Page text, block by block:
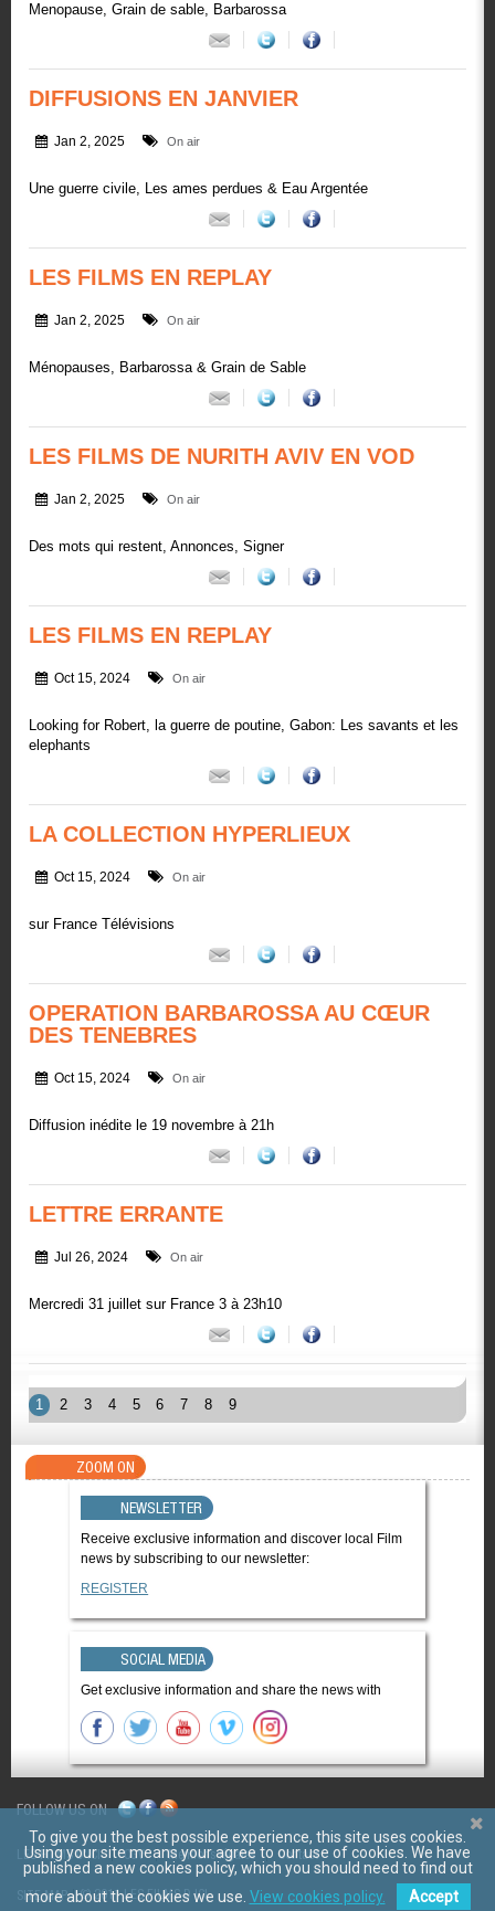
Menopause, Grain de sable, Barbarossa
DIFFUSIONS EN JANVIER
Jan 2, 2025 On air
Une guerre civile, Les ames perdues & Eau Argentée
LES FILMS EN REPLAY
Jan 2, 2025 On air
Ménopauses, Barbarossa & Grain de Sable
LES FILMS DE NURITH AVIV EN VOD
Jan 2, 2025 On air
Des mots qui restent, Annonces, Signer
LES FILMS EN REPLAY
Oct 15, 2024 On air
Looking for Robert, la guerre de poutine, Gabon: Les savants et les
elephants
LA COLLECTION HYPERLIEUX
Oct 15, 2024 On air
sur France Télévisions
OPERATION BARBAROSSA AU CŒUR
DES TENEBRES
Oct 15, 2024 On air
Diffusion inédite le 19 novembre à 21h
LETTRE ERRANTE
Jul 26, 2024 On air
Mercredi 31 juillet sur France 3 à 23h10
1 2 3 4 5 6 7 8 9
ZOOM ON
NEWSLETTER
Receive exclusive information and discover local Film
news by subscribing to our newsletter:
REGISTER
SOCIAL MEDIA
Get exclusive information and share the news with
FOLLOW US ON
LES FILMS D'ICI CGV Mentions légales Contact
SITE MAP © 2011 LES FILMS D ICI
To give you the best possible experience, this site uses cookies.
Using your site means your agree to our use of cookies. We have
published a new cookies policy, which you should need to find out
more about the cookies we use. View cookies policy. Accept